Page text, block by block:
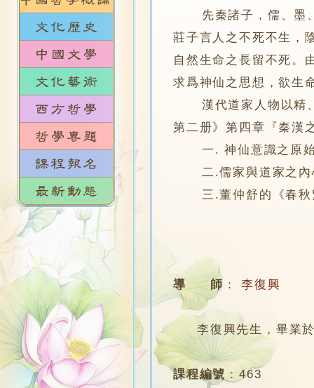
先秦諸子，儒、墨、
莊子言人之不死不生，
自然生命之長留不死。
求爲神仙之思想，欲生
漢代道家人物以精、
第二册》第四章『秦漢
一. 神仙意識之原始
二.儒家與道家之內
三.董仲舒的《春秋繁
導 師 ： 李復興
李復興先生，畢業於
課程編號 ：463